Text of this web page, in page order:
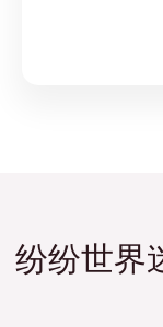
纷纷世界